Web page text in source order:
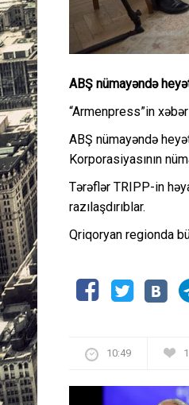
ABŞ nümayəndə
“Armenpress”in
ABŞ nümayəndə
Korporasiyasının
Tərəflər TRIPP-in
razılaşdırıblar.
Qriqoryan regionda
10:49